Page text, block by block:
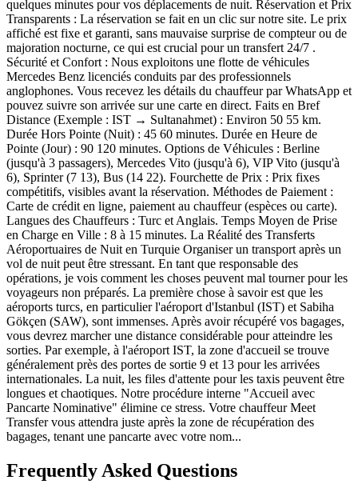
quelques minutes pour vos déplacements de nuit. Réservation et Prix
Transparents : La réservation se fait en un clic sur notre site. Le prix
affiché est fixe et garanti, sans mauvaise surprise de compteur ou de
majoration nocturne, ce qui est crucial pour un transfert 24/7 .
Sécurité et Confort : Nous exploitons une flotte de véhicules
Mercedes Benz licenciés conduits par des professionnels
anglophones. Vous recevez les détails du chauffeur par WhatsApp et
pouvez suivre son arrivée sur une carte en direct. Faits en Bref
Distance (Exemple : IST → Sultanahmet) : Environ 50 55 km.
Durée Hors Pointe (Nuit) : 45 60 minutes. Durée en Heure de
Pointe (Jour) : 90 120 minutes. Options de Véhicules : Berline
(jusqu'à 3 passagers), Mercedes Vito (jusqu'à 6), VIP Vito (jusqu'à
6), Sprinter (7 13), Bus (14 22). Fourchette de Prix : Prix fixes
compétitifs, visibles avant la réservation. Méthodes de Paiement :
Carte de crédit en ligne, paiement au chauffeur (espèces ou carte).
Langues des Chauffeurs : Turc et Anglais. Temps Moyen de Prise
en Charge en Ville : 8 à 15 minutes. La Réalité des Transferts
Aéroportuaires de Nuit en Turquie Organiser un transport après un
vol de nuit peut être stressant. En tant que responsable des
opérations, je vois comment les choses peuvent mal tourner pour les
voyageurs non préparés. La première chose à savoir est que les
aéroports turcs, en particulier l'aéroport d'Istanbul (IST) et Sabiha
Gökçen (SAW), sont immenses. Après avoir récupéré vos bagages,
vous devrez marcher une distance considérable pour atteindre les
sorties. Par exemple, à l'aéroport IST, la zone d'accueil se trouve
généralement près des portes de sortie 9 et 13 pour les arrivées
internationales. La nuit, les files d'attente pour les taxis peuvent être
longues et chaotiques. Notre procédure interne "Accueil avec
Pancarte Nominative" élimine ce stress. Votre chauffeur Meet
Transfer vous attendra juste après la zone de récupération des
bagages, tenant une pancarte avec votre nom...
Frequently Asked Questions